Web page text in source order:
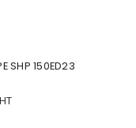
SHP 150ED23